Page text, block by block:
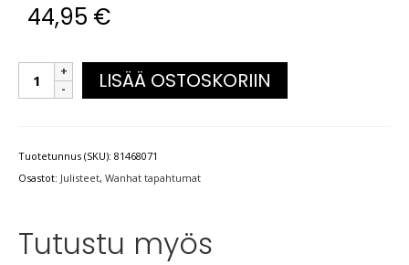
44,95 €
LISÄÄ OSTOSKORIIN
Tuotetunnus (SKU): 81468071
Osastot: Julisteet, Wanhat tapahtumat
Tutustu myös